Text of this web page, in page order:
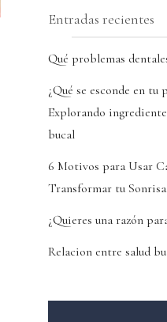
Entradas recientes
Qué problemas
¿Qué se esconde en tu
Explorando
bucal
6 Motivos para Usar
Transformar tu Sonrisa
¿Quieres una razón
Relacion entre salud